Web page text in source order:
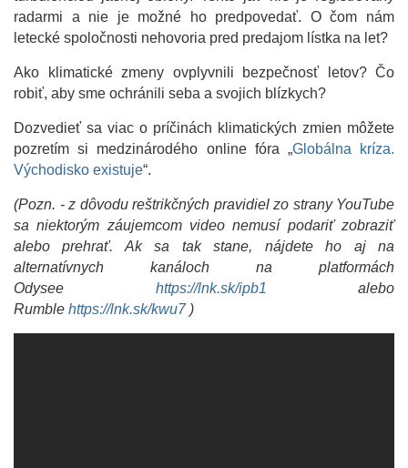
radarmi a nie je možné ho predpovedať. O čom nám
letecké spoločnosti nehovoria pred predajom lístka na let?
Ako klimatické zmeny ovplyvnili bezpečnosť letov? Čo
robiť, aby sme ochránili seba a svojich blízkych?
Dozvedieť sa viac o príčinách klimatických zmien môžete
pozretím si medzinárodého online fóra „Globálna kríza.
Východisko existuje“.
(Pozn. - z dôvodu reštrikčných pravidiel zo strany YouTube
sa niektorým záujemcom video nemusí podariť zobraziť
alebo prehrať. Ak sa tak stane, nájdete ho aj na
alternatívnych kanáloch na platformách
Odysee https://lnk.sk/ipb1 alebo
Rumble https://lnk.sk/kwu7)